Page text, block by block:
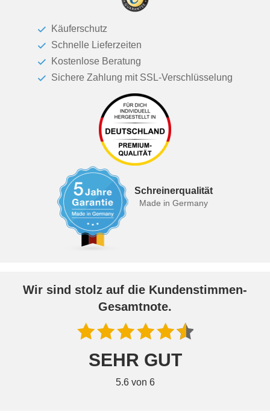
Käuferschutz
Schnelle Lieferzeiten
Kostenlose Beratung
Sichere Zahlung mit SSL-Verschlüsselung
Schreinerqualität
Made in Germany
Wir sind stolz auf die Kundenstimmen-
Gesamtnote.
SEHR GUT
5.6 von 6